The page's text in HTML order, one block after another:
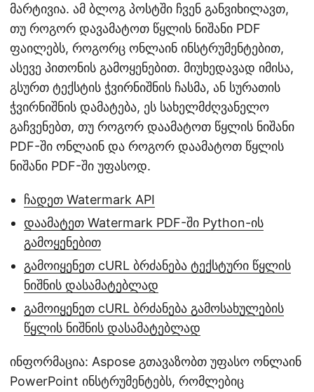
მარტივია. ამ ბლოგ პოსტში ჩვენ განვიხილავთ,
თუ როგორ დავამატოთ წყლის ნიშანი PDF
ფაილებს, როგორც ონლაინ ინსტრუმენტებით,
ასევე პითონის გამოყენებით. მიუხედავად იმისა,
გსურთ ტექსტის ჭვირნიშნის ჩასმა, ან სურათის
ჭვირნიშნის დამატება, ეს სახელმძღვანელო
გაჩვენებთ, თუ როგორ დაამატოთ წყლის ნიშანი
PDF-ში ონლაინ და როგორ დაამატოთ წყლის
ნიშანი PDF-ში უფასოდ.
ჩადეთ Watermark API
დაამატეთ Watermark PDF-ში Python-ის
გამოყენებით
გამოიყენეთ cURL ბრძანება ტექსტური წყლის
ნიშნის დასამატებლად
გამოიყენეთ cURL ბრძანება გამოსახულების
წყლის ნიშნის დასამატებლად
ინფორმაცია: Aspose გთავაზობთ უფასო ონლაინ
PowerPoint ინსტრუმენტებს, რომლებიც